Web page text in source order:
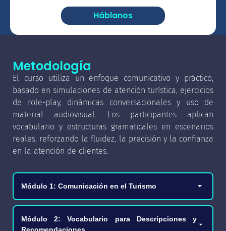
Háblanos
Metodología
El curso utiliza un enfoque comunicativo y práctico,
basado en simulaciones de atención turística, ejercicios
de role-play, dinámicas conversacionales y uso de
material audiovisual. Los participantes aplican
vocabulario y estructuras gramaticales en escenarios
reales, reforzando la fluidez, la precisión y la confianza
en la atención de clientes.
Módulo 1: Comunicación en el Turismo
sugerencias.
Módulo 2: Vocabulario para Descripciones y
Recomendaciones